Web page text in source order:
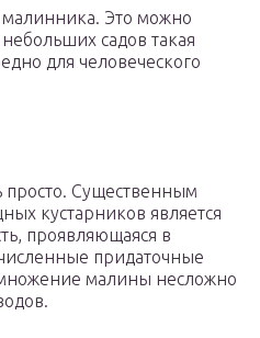
малинника. Это можно
садов такая
для человеческого
Существенным
кустарников является
проявляющаяся в
придаточные
малины несложно